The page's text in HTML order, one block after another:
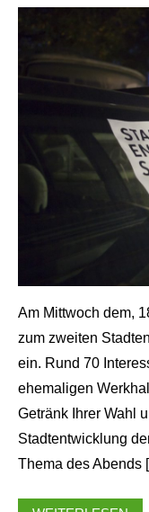
Am Mittwoch dem,
zum zweiten
ein. Rund 70
ehemaligen
Getränk Ihrer Wahl
Stadtentwicklung
Thema des Abends